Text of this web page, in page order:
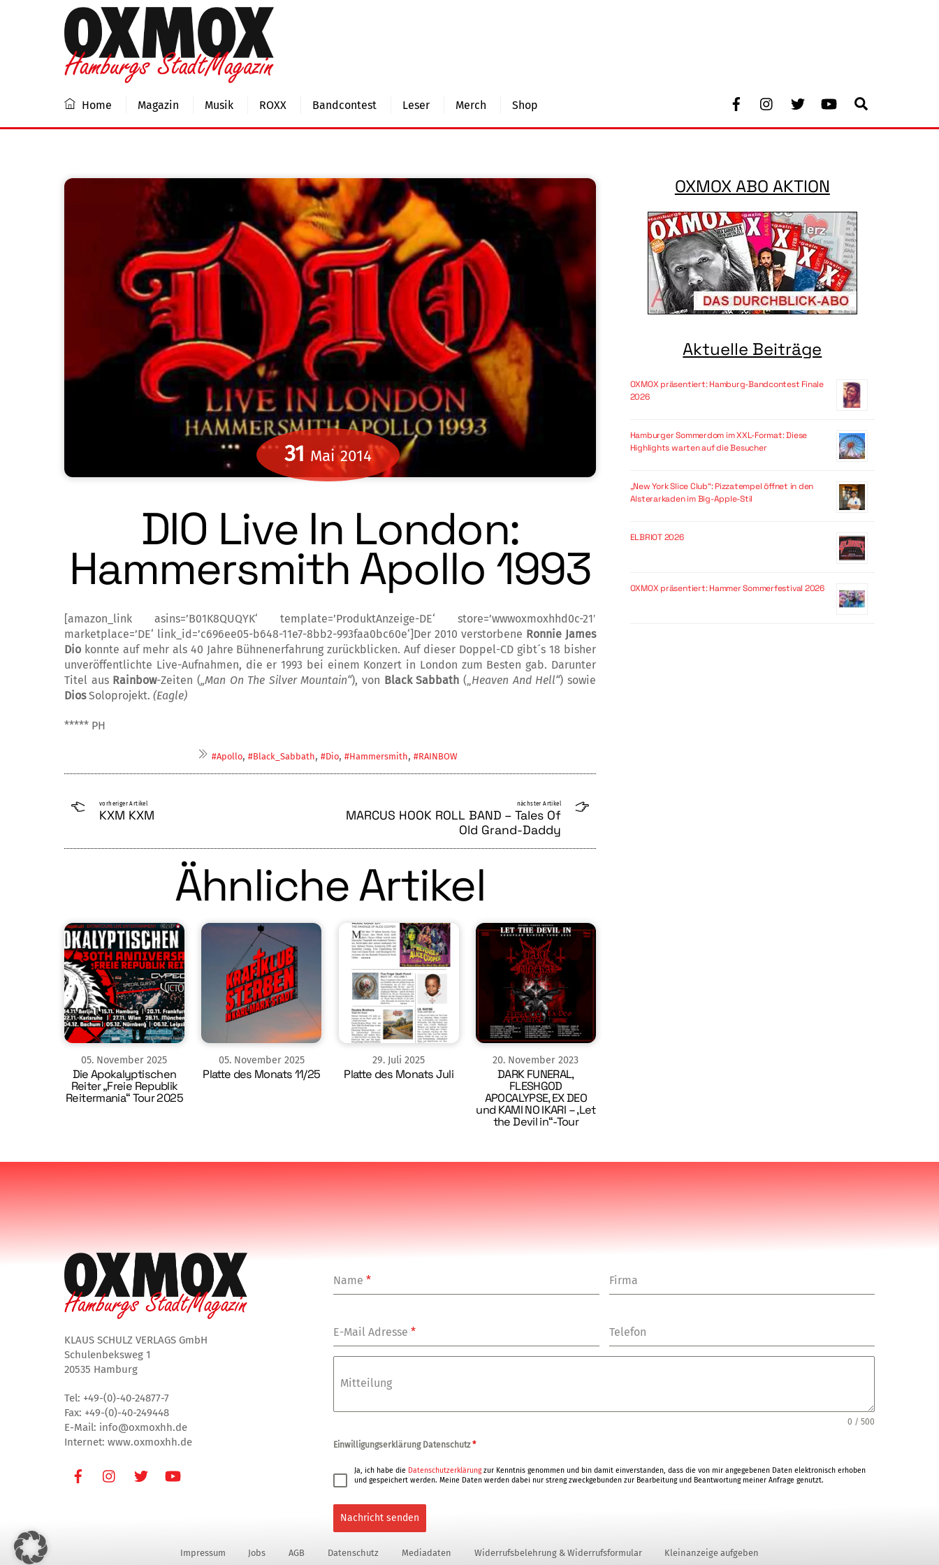
Facebook Youtube
Home Magazin Musik ROXX Bandcontest Leser Merch Shop
31 Mai 2014
DIO Live In London:
Hammersmith Apollo 1993
[amazon_link asins=’B01K8QUQYK‘ template=’ProduktAnzeige-DE‘ store=’wwwoxmoxhhd0c-21′
marketplace=’DE‘ link_id=’c696ee05-b648-11e7-8bb2-993faa0bc60e‘]Der 2010 verstorbene Ronnie James
Dio konnte auf mehr als 40 Jahre Bühnenerfah­rung zurückblicken. Auf dieser Doppel-CD gibt´s 18 bisher
unveröffentlichte Live-Auf­nahmen, die er 1993 bei einem Konzert in London zum Besten gab. Darunter
Titel aus Rainbow-Zeiten („Man On The Silver Mountain“), von Black Sabbath („Heaven And Hell“) sowie
DiosSoloprojekt. (Eagle)
***** PH
#Apollo,#Black_Sabbath,#Dio,#Hammersmith,#RAINBOW
vorheriger Artikel
KXM KXM
nächster Artikel
MARCUS HOOK ROLL BAND – Tales Of
Old Grand-Daddy
Ähnliche Artikel
05. November 2025
Die Apokalyptischen
Reiter „Freie Republik
Reitermania“ Tour 2025
05. November 2025
Platte des Monats 11/25
29. Juli 2025
Platte des Monats Juli
20. November 2023
DARK FUNERAL,
FLESHGOD
APOCALYPSE, EX DEO
und KAMI NO IKARI – ‚Let
the Devil in“-Tour
OXMOX ABO AKTION
Aktuelle Beiträge
OXMOX präsentiert: Hamburg-Bandcontest Finale
2026
Hamburger Sommerdom im XXL-Format: Diese
Highlights warten auf die Besucher
„New York Slice Club“: Pizzatempel öffnet in den
Alsterarkaden im Big-Apple-Stil
ELBRIOT 2026
OXMOX präsentiert: Hammer Sommerfestival 2026
KLAUS SCHULZ VERLAGS GmbH
Schulenbeksweg 1
20535 Hamburg
Tel: +49-(0)-40-24877-7
Fax: +49-(0)-40-249448
E-Mail: info@oxmoxhh.de
Internet: www.oxmoxhh.de
FacebookInstagramTwitter
Name* Firma
E-Mail Adresse* Telefon
Mitteilung
0 / 500
Einwilligungserklärung Datenschutz*
Ja, ich habe die Datenschutzerklärungzur Kenntnis genommen und bin damit einverstanden, dass die von mir angegebenen Daten elektronisch erhoben
und gespeichert werden. Meine Daten werden dabei nur streng zweckgebunden zur Bearbeitung und Beantwortung meiner Anfrage genutzt.
Nachricht senden
Impressum Jobs AGB Datenschutz Mediadaten Widerrufsbelehrung & Widerrufsformular Kleinanzeige aufgeben